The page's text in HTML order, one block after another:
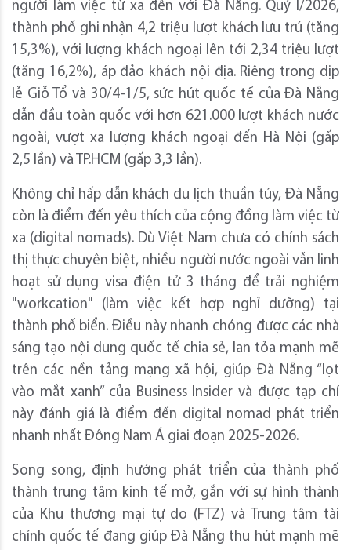
người làm việc từ xa đến với Đà Nẵng. Quý I/2026,
thành phố ghi nhận 4,2 triệu lượt khách lưu trú (tăng
15,3%), với lượng khách ngoại lên tới 2,34 triệu lượt
(tăng 16,2%), áp đảo khách nội địa. Riêng trong dịp
lễ Giỗ Tổ và 30/4-1/5, sức hút quốc tế của Đà Nẵng
dẫn đầu toàn quốc với hơn 621.000 lượt khách nước
ngoài, vượt xa lượng khách ngoại đến Hà Nội (gấp
2,5 lần) và TP.HCM (gấp 3,3 lần).
Không chỉ hấp dẫn khách du lịch thuần túy, Đà Nẵng
còn là điểm đến yêu thích của cộng đồng làm việc từ
xa (digital nomads). Dù Việt Nam chưa có chính sách
thị thực chuyên biệt, nhiều người nước ngoài vẫn linh
hoạt sử dụng visa điện tử 3 tháng để trải nghiệm
"workcation" (làm việc kết hợp nghỉ dưỡng) tại
thành phố biển. Điều này nhanh chóng được các nhà
sáng tạo nội dung quốc tế chia sẻ, lan tỏa mạnh mẽ
trên các nền tảng mạng xã hội, giúp Đà Nẵng “lọt
vào mắt xanh” của Business Insider và được tạp chí
này đánh giá là điểm đến digital nomad phát triển
nhanh nhất Đông Nam Á giai đoạn 2025-2026.
Song song, định hướng phát triển của thành phố
thành trung tâm kinh tế mở, gắn với sự hình thành
của Khu thương mại tự do (FTZ) và Trung tâm tài
chính quốc tế đang giúp Đà Nẵng thu hút mạnh mẽ